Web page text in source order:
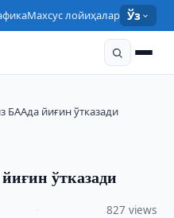
Махсус лойиҳалар Ўз
БААда йиғин ўтказади
ўтказади
827 views